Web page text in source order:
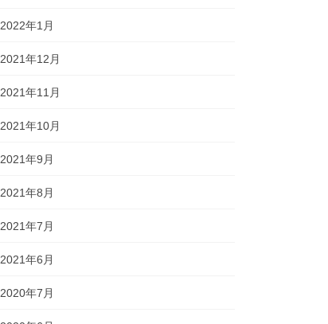
2022年1月
2021年12月
2021年11月
2021年10月
2021年9月
2021年8月
2021年7月
2021年6月
2020年7月